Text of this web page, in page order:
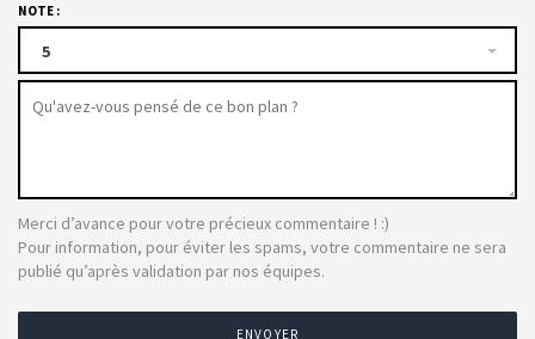
NOTE :
5
Merci d’avance pour votre précieux commentaire ! :)
Pour information, pour éviter les spams, votre commentaire ne sera
publié qu’après validation par nos équipes.
ENVOYER